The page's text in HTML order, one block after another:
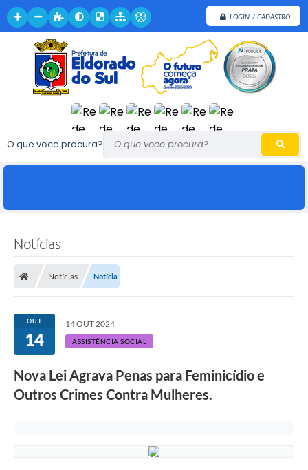
LOGIN / CADASTRO
O que voce procura?
Notícias
Notícias Notícia
OUT
14
14 OUT 2024
ASSISTÊNCIA SOCIAL
Nova Lei Agrava Penas para Feminicídio e
Outros Crimes Contra Mulheres.